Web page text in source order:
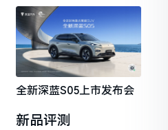
全新深蓝S05上市发布会
新品评测